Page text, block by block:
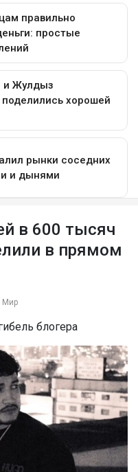
в 600 тысяч
в прямом
Мир
блогера